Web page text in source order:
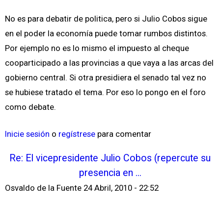
No es para debatir de politica, pero si Julio Cobos sigue
en el poder la economía puede tomar rumbos distintos.
Por ejemplo no es lo mismo el impuesto al cheque
cooparticipado a las provincias a que vaya a las arcas del
gobierno central. Si otra presidiera el senado tal vez no
se hubiese tratado el tema. Por eso lo pongo en el foro
como debate.
Inicie sesión o regístrese para comentar
Re: El vicepresidente Julio Cobos (repercute su
presencia en ...
Osvaldo de la Fuente 24 Abril, 2010 - 22:52